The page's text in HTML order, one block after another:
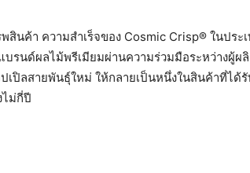
นค้า ความสำเร็จของ Cosmic Crisp® ในประ
รนด์ผลไม้พรีเมียมผ่านความร่วมมือระหว่างผู้ผ
เปิลสายพันธุ์ใหม่ ให้กลายเป็นหนึ่งในสินค้าที่ได้
ไม่กี่ปี